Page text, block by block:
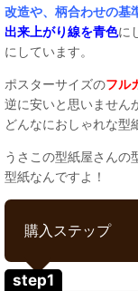
改造や、柄合わせの基
出来上がり線を青色に
にしています。
ポスターサイズのフル
逆に安いと思いません
どんなにおしゃれな型
うさこの型紙屋さんの
型紙なんですよ！
購入ステップ
step1